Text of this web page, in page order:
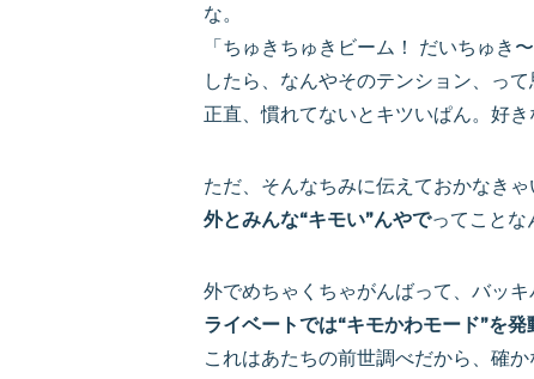
な。
「ちゅきちゅきビーム！ だいちゅ
したら、なんやそのテンション、って
正直、慣れてないとキツいぱん。好
ただ、そんなちみに伝えておかなき
外とみんな“キモい”んやでってことな
外でめちゃくちゃがんばって、バッキ
ライベートでは“キモかわモード”を発
これはあたちの前世調べだから、確か